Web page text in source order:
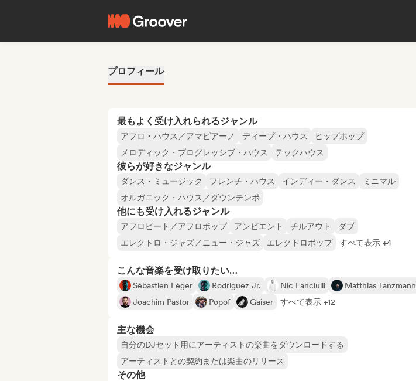
プロフィール
最もよく受け入れられるジャンル
アフロ・ハウス／アマピアーノ ディープ・ハウス
ヒップホップ
メロディック・プログレッシブ・ハウス
テックハウス
彼らが好きなジャンル
ダンス・ミュージック フレンチ・ハウス インディー・ダンス
ミニマル
オルガニック・ハウス／ダウンテンポ
他にも受け入れるジャンル
アフロビート／アフロポップ アンビエント チルアウト
ダブ
エレクトロ・ジャズ／ニュー・ジャズ
エレクトロポップ すべて表示 +4
こんな音楽を受け取りたい…
Sébastien Léger Rodriguez Jr. Nic Fanciulli Matthias Tanzmann
Joachim Pastor
Popof Gaiser すべて表示 +12
主な機会
自分のDJセット用にアーティストの楽曲をダウンロードする
アーティストとの契約または楽曲のリリース
その他